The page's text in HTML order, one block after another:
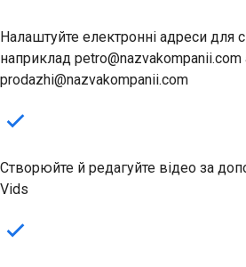
Налаштуйте електронні адреси для
наприклад petro@nazvakompanii.com
prodazhi@nazvakompanii.com
Створюйте й редагуйте відео за
Vids